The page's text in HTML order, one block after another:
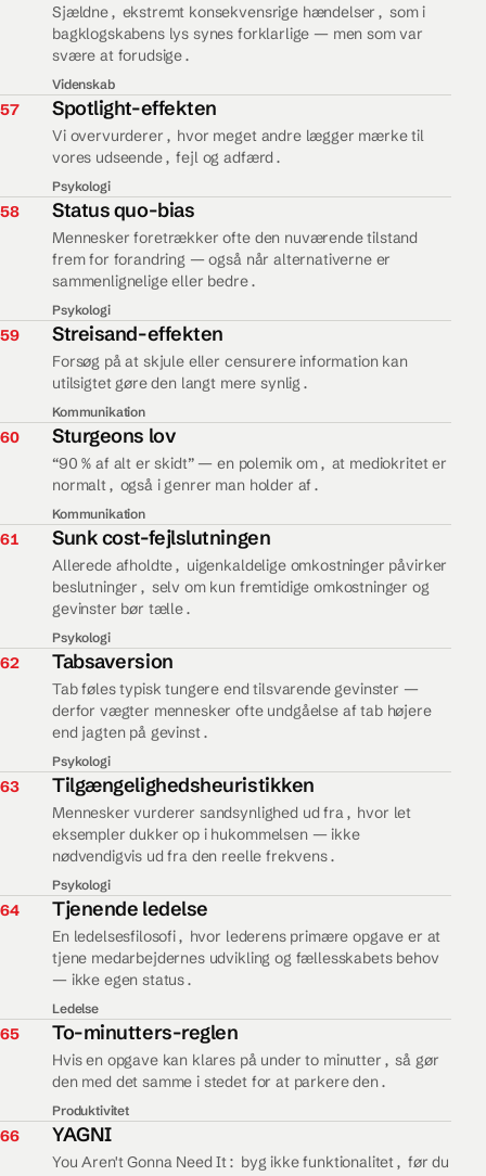
Sjældne, ekstremt konsekvensrige hændelser, som i
bagklogskabens lys synes forklarlige — men som var
svære at forudsige.
Videnskab
57 57.
Spotlight-effekten
Vi overvurderer, hvor meget andre lægger mærke til
vores udseende, fejl og adfærd.
Psykologi
58 58.
Status quo-bias
Mennesker foretrækker ofte den nuværende tilstand
frem for forandring — også når alternativerne er
sammenlignelige eller bedre.
Psykologi
59 59.
Streisand-effekten
Forsøg på at skjule eller censurere information kan
utilsigtet gøre den langt mere synlig.
Kommunikation
60 60.
Sturgeons lov
“90 % af alt er skidt” — en polemik om, at mediokritet er
normalt, også i genrer man holder af.
Kommunikation
61 61.
Sunk cost-fejlslutningen
Allerede afholdte, uigenkaldelige omkostninger påvirker
beslutninger, selv om kun fremtidige omkostninger og
gevinster bør tælle.
Psykologi
62 62.
Tabsaversion
Tab føles typisk tungere end tilsvarende gevinster —
derfor vægter mennesker ofte undgåelse af tab højere
end jagten på gevinst.
Psykologi
63 63.
Tilgængelighedsheuristikken
Mennesker vurderer sandsynlighed ud fra, hvor let
eksempler dukker op i hukommelsen — ikke
nødvendigvis ud fra den reelle frekvens.
Psykologi
64 64.
Tjenende ledelse
En ledelsesfilosofi, hvor lederens primære opgave er at
tjene medarbejdernes udvikling og fællesskabets behov
— ikke egen status.
Ledelse
65 65.
To-minutters-reglen
Hvis en opgave kan klares på under to minutter, så gør
den med det samme i stedet for at parkere den.
Produktivitet
66 66.
YAGNI
You Aren't Gonna Need It: byg ikke funktionalitet, før du